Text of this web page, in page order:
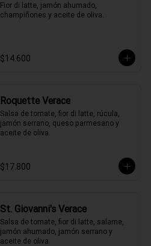
Fior di latte, jamón ahumado,
champiñones y aceite de oliva.
$14.600
Roquette Verace
Salsa de tomate, fior di latte, rúcula,
jamón serrano, queso parmesano y
aceite de oliva.
$17.800
St. Giovanni's Verace
Salsa de tomate, fior di latte, salame,
jamón ahumado, jamón serrano y
aceite de oliva.